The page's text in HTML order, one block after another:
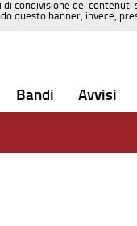
condivisione dei contenuti
questo banner, invece,
Bandi Avvisi